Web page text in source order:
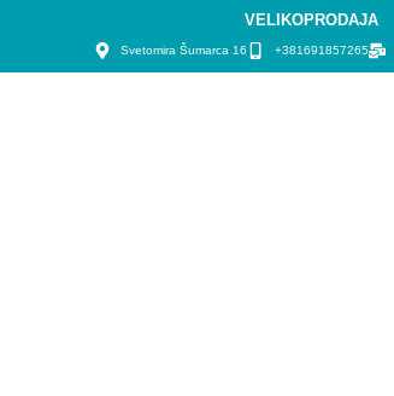
VELIKOPRODAJA
Svetomira Šumarca 16 +381691857265